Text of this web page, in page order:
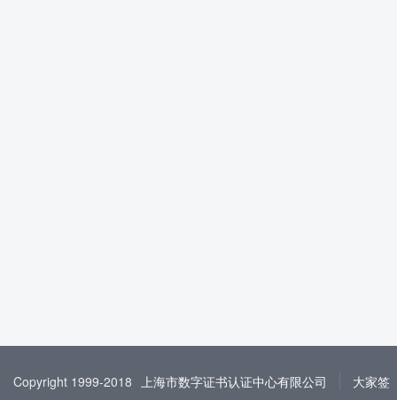
Copyright 1999-2018 上海市数字证书认证中心有限公司 大家签